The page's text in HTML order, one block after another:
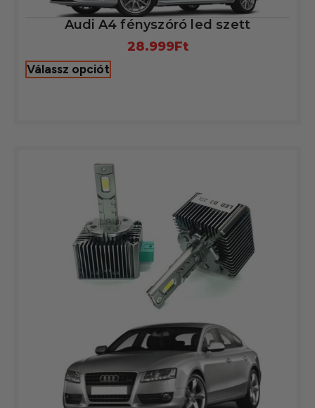
Audi A4 fényszóró led szett
28.999Ft
Válassz opciót